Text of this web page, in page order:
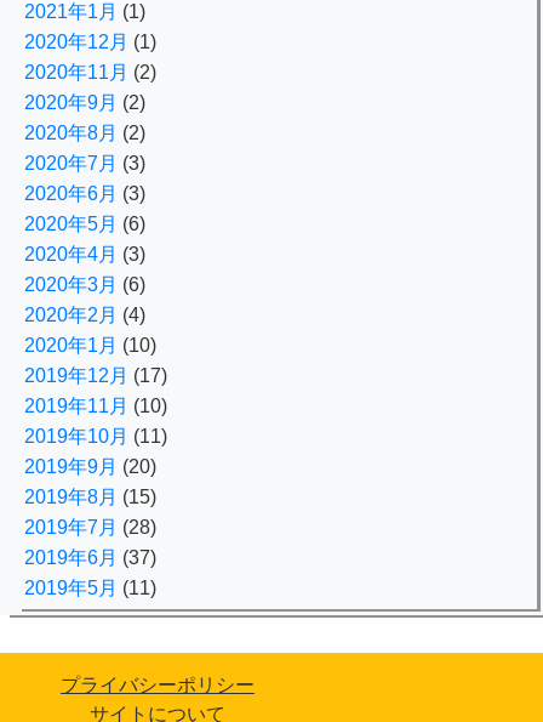
2021年1月 (1)
2020年12月 (1)
2020年11月 (2)
2020年9月 (2)
2020年8月 (2)
2020年7月 (3)
2020年6月 (3)
2020年5月 (6)
2020年4月 (3)
2020年3月 (6)
2020年2月 (4)
2020年1月 (10)
2019年12月 (17)
2019年11月 (10)
2019年10月 (11)
2019年9月 (20)
2019年8月 (15)
2019年7月 (28)
2019年6月 (37)
2019年5月 (11)
プライバシーポリシー
サイトについて